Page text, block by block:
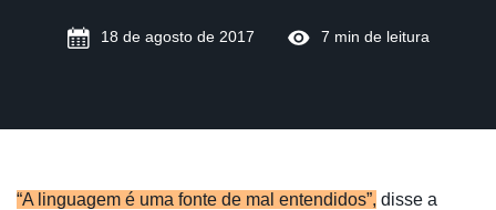
18 de agosto de 2017 7 min de leitura
“A linguagem é uma fonte de mal entendidos”, disse a